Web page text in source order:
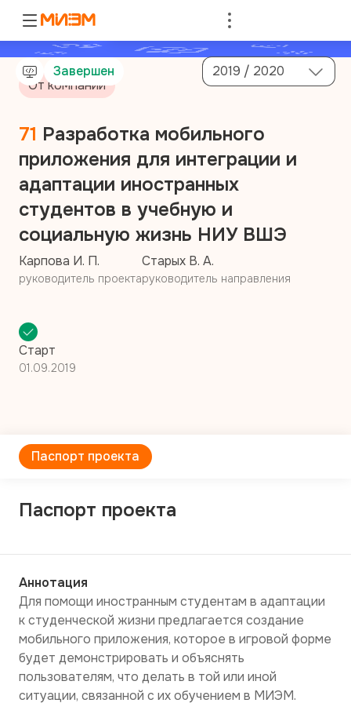
Завершен
2019 / 2020
От компании
71 Разработка мобильного
приложения для интеграции и
адаптации иностранных
студентов в учебную и
социальную жизнь НИУ ВШЭ
Карпова И. П.
руководитель проекта
Старых В. А.
руководитель направления
Старт
01.09.2019
Паспорт проекта
Паспорт проекта
Аннотация
Для помощи иностранным студентам в адаптации
к студенческой жизни предлагается создание
мобильного приложения, которое в игровой форме
будет демонстрировать и объяснять
пользователям, что делать в той или иной
ситуации, связанной с их обучением в МИЭМ.